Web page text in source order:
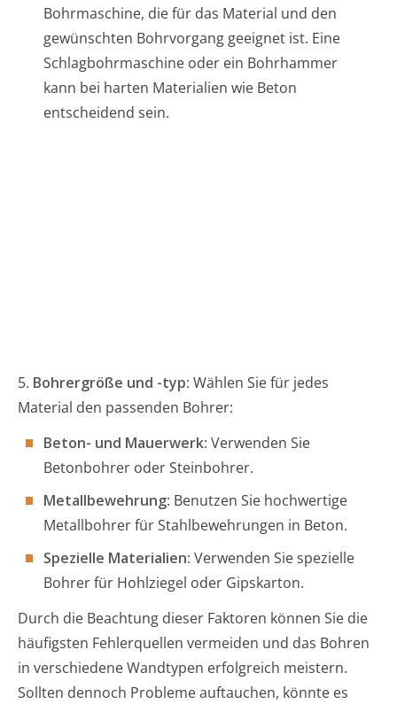
Bohrmaschine, die für das Material und den
gewünschten Bohrvorgang geeignet ist. Eine
Schlagbohrmaschine oder ein Bohrhammer
kann bei harten Materialien wie Beton
entscheidend sein.
5. Bohrergröße und -typ: Wählen Sie für jedes
Material den passenden Bohrer:
Beton- und Mauerwerk: Verwenden Sie
Betonbohrer oder Steinbohrer.
Metallbewehrung: Benutzen Sie hochwertige
Metallbohrer für Stahlbewehrungen in Beton.
Spezielle Materialien: Verwenden Sie spezielle
Bohrer für Hohlziegel oder Gipskarton.
Durch die Beachtung dieser Faktoren können Sie die
häufigsten Fehlerquellen vermeiden und das Bohren
in verschiedene Wandtypen erfolgreich meistern.
Sollten dennoch Probleme auftauchen, könnte es